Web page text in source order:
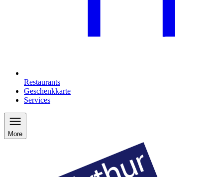
Restaurants
Geschenkkarte
Services
More